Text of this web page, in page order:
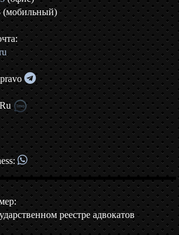
(мобильный)
реестре адвокатов